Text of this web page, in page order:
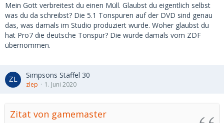
Mein Gott verbreitest du einen Müll. Glaubst du eigentlich selbst
was du da schreibst? Die 5.1 Tonspuren auf der DVD sind genau
das, was damals im Studio produziert wurde. Woher glaubst du
hat Pro7 die deutsche Tonspur? Die wurde damals vom ZDF
übernommen.
Simpsons Staffel 30
zlep 1. Juni 2020
Zitat von gamemaster